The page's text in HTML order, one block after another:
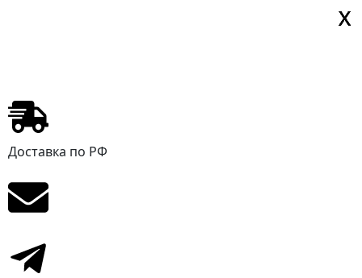
Доставка по РФ
Х
Х
Х
X
X